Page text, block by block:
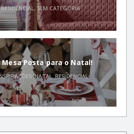
RESIDENCIAL,SEM CATEGORIA
Posta para o Natal!
,NATAL,RESIDENCIAL